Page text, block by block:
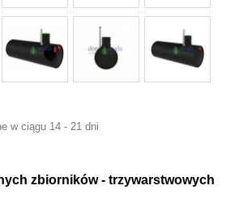
w ciągu 14 - 21 dni
zbiorników - trzywarstwowych